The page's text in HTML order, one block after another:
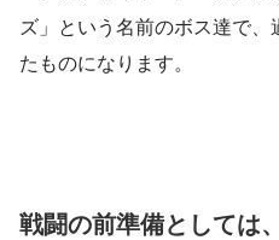
ズ」という名前のボス達で
たものになります。
戦闘の前準備としては